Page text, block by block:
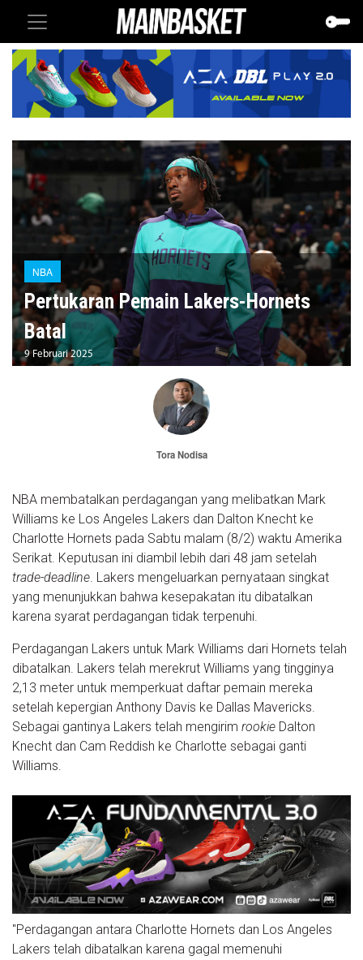
NBA
Pertukaran Pemain Lakers-Hornets
Batal
9 Februari 2025
Tora Nodisa
NBA membatalkan perdagangan yang melibatkan Mark
Williams ke Los Angeles Lakers dan Dalton Knecht ke
Charlotte Hornets pada Sabtu malam (8/2) waktu Amerika
Serikat. Keputusan ini diambil lebih dari 48 jam setelah
trade-deadline. Lakers mengeluarkan pernyataan singkat
yang menunjukkan bahwa kesepakatan itu dibatalkan
karena syarat perdagangan tidak terpenuhi.
Perdagangan Lakers untuk Mark Williams dari Hornets telah
dibatalkan. Lakers telah merekrut Williams yang tingginya
2,13 meter untuk memperkuat daftar pemain mereka
setelah kepergian Anthony Davis ke Dallas Mavericks.
Sebagai gantinya Lakers telah mengirim rookie Dalton
Knecht dan Cam Reddish ke Charlotte sebagai ganti
Williams.
"Perdagangan antara Charlotte Hornets dan Los Angeles
Lakers telah dibatalkan karena gagal memenuhi